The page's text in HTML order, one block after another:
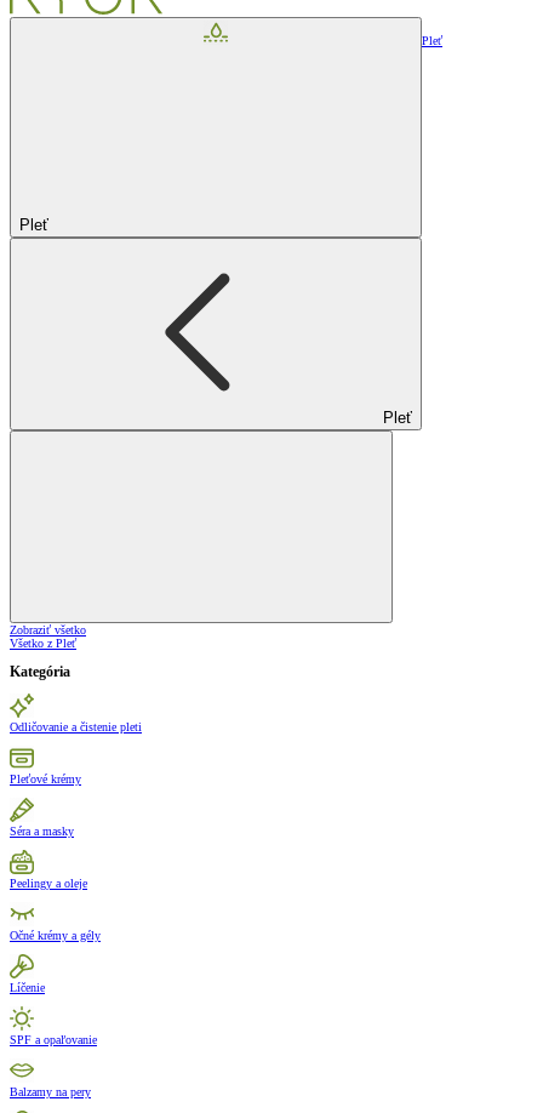
Pleť
Pleť
Pleť
Zobraziť všetko
Všetko z Pleť
Kategória
Odličovanie a čistenie pleti
Pleťové krémy
Séra a masky
Peelingy a oleje
Očné krémy a gély
Líčenie
SPF a opaľovanie
Balzamy na pery